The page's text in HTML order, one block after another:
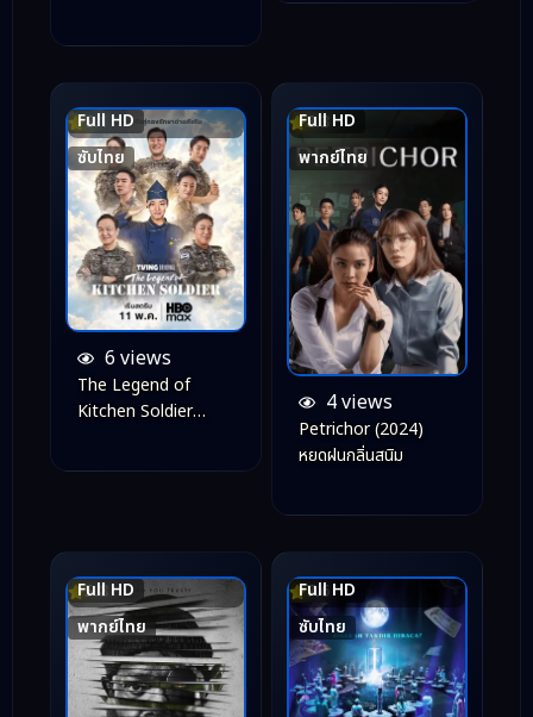
Full HD
ซับไทย
8.1
6 views
The Legend of
Kitchen Soldier
Full HD
พากย์ไทย
8.3
4 views
Petrichor (2024)
หยดฝนกลิ่นสนิม
Full HD
พากย์ไทย
5.8
Full HD
ซับไทย
7.6